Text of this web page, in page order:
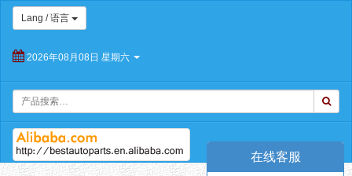
Lang / 语言
2026年08月08日 星期六
在线客服